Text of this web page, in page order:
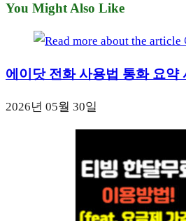
You Might Also Like
에이닷 전화 사용법 통화 요약
2026년 05월 30일